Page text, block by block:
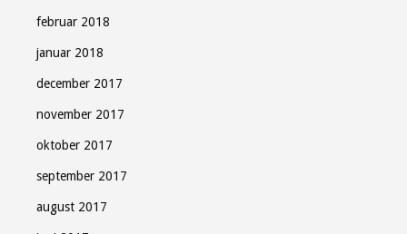
februar 2018
januar 2018
december 2017
november 2017
oktober 2017
september 2017
august 2017